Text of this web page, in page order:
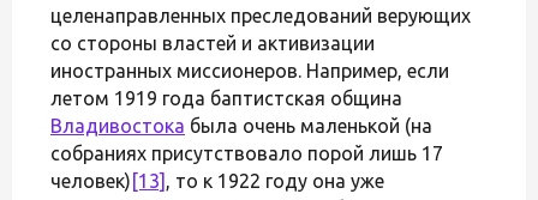
целенаправленных преследований верующих
со стороны властей и активизации
иностранных миссионеров. Например, если
летом 1919 года баптистская община
Владивостока была очень маленькой (на
собраниях присутствовало порой лишь 17
человек) [13] , то к 1922 году она уже